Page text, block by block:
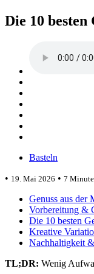
Die 10
Basteln
• 19. Mai 2026 • 7
Genuss aus der
Vorbereitung &
Die 10 besten
Kreative
Nachhaltigkeit
TL;DR: Wenig